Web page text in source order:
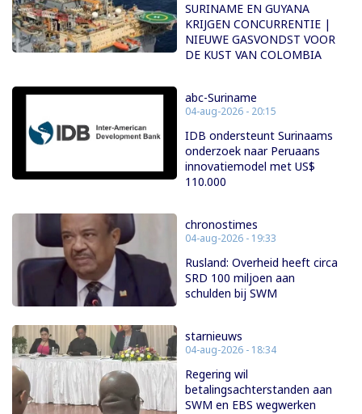
SURINAME EN GUYANA
KRIJGEN CONCURRENTIE |
NIEUWE GASVONDST VOOR
DE KUST VAN COLOMBIA
abc-Suriname
04-aug-2026 - 20:15
IDB ondersteunt Surinaams
onderzoek naar Peruaans
innovatiemodel met US$
110.000
chronostimes
04-aug-2026 - 19:33
Rusland: Overheid heeft circa
SRD 100 miljoen aan
schulden bij SWM
starnieuws
04-aug-2026 - 18:34
Regering wil
betalingsachterstanden aan
SWM en EBS wegwerken